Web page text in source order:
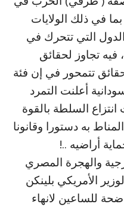
في ذلك الولايات
التي تتحرك في
فيه تجاوز لحقائق
تتمحور في إن فئة
أعلنت التمرد
السلطة بالقوة
به دستورا وقانونا
أراضيه ..!
والهجرة المصري
الأمريكي بلينكن
للساعين لانهاء